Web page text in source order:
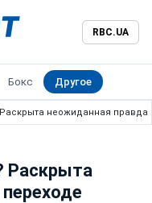
RBC.UA
Бокс Другое
неожиданная
Раскрыта